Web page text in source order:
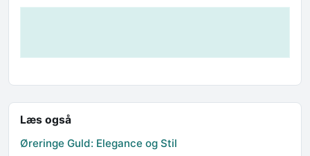
Læs også
Øreringe Guld: Elegance og Stil